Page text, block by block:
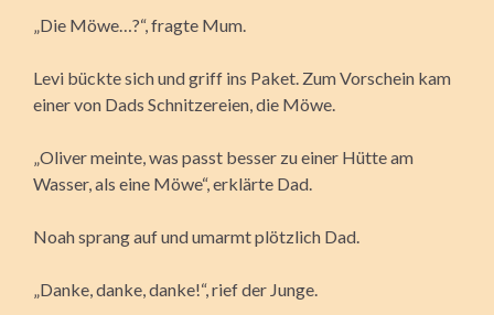
„Die Möwe…?“, fragte Mum.
Levi bückte sich und griff ins Paket. Zum Vorschein kam
einer von Dads Schnitzereien, die Möwe.
„Oliver meinte, was passt besser zu einer Hütte am
Wasser, als eine Möwe“, erklärte Dad.
Noah sprang auf und umarmt plötzlich Dad.
„Danke, danke, danke!“, rief der Junge.